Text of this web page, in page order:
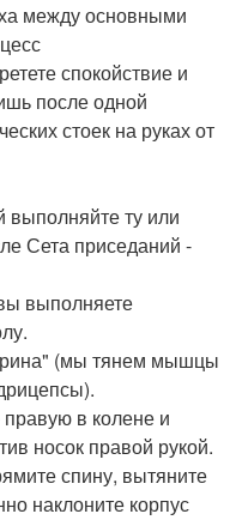
между основными
спокойствие и
после одной
стоек на руках от
выполняйте ту или
Сета приседаний -
выполняете
(мы тянем мышцы
правую в колене и
носок правой рукой.
спину, вытяните
наклоните корпус